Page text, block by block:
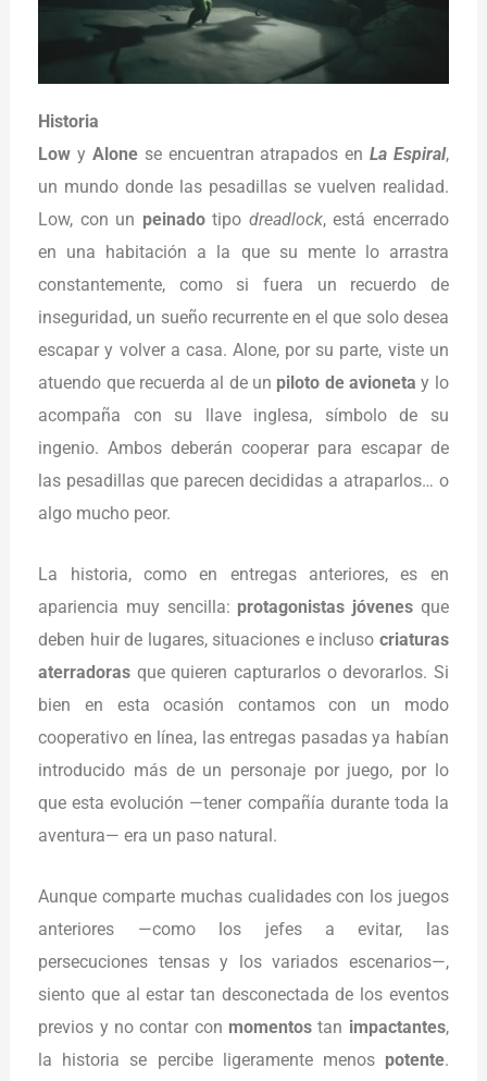
Historia
Low y Alonese encuentran atrapados en La Espiral,
un mundo donde las pesadillas se vuelven realidad.
Low, con un peinadotipo dreadlock, está encerrado
en una habitación a la que su mente lo arrastra
constantemente, como si fuera un recuerdo de
inseguridad, un sueño recurrente en el que solo desea
escapar y volver a casa. Alone, por su parte, viste un
atuendo que recuerda al de un piloto de avioneta y lo
acompaña con su llave inglesa, símbolo de su
ingenio. Ambos deberán cooperar para escapar de
las pesadillas que parecen decididas a atraparlos… o
algo mucho peor.
La historia, como en entregas anteriores, es en
apariencia muy sencilla: protagonistas jóvenes que
deben huir de lugares, situaciones e incluso criaturas
aterradoras que quieren capturarlos o devorarlos. Si
bien en esta ocasión contamos con un modo
cooperativo en línea, las entregas pasadas ya habían
introducido más de un personaje por juego, por lo
que esta evolución —tener compañía durante toda la
aventura— era un paso natural.
Aunque comparte muchas cualidades con los juegos
anteriores —como los jefes a evitar, las
persecuciones tensas y los variados escenarios—,
siento que al estar tan desconectada de los eventos
previos y no contar con momentos tan impactantes,
la historia se percibe ligeramente menos potente.